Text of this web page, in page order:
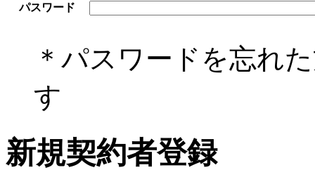
パスワード
＊パスワードを忘れ
す
新規契約者登録